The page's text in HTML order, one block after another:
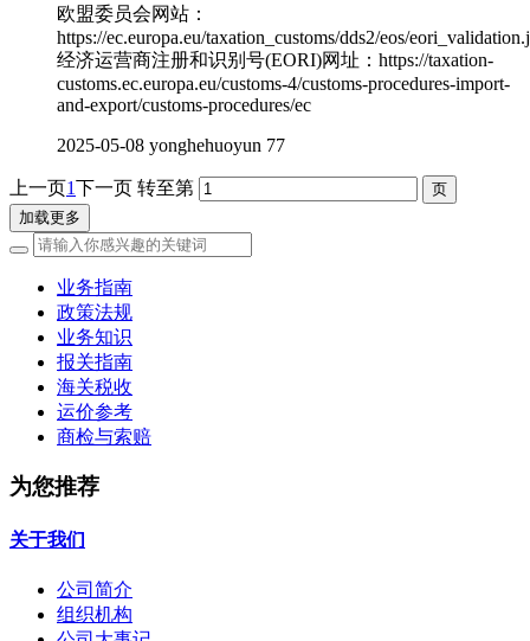
欧盟委员会网站：
https://ec.europa.eu/taxation_customs/dds2/eos/
经济运营商注册和识别号(EORI)网址：https://taxation-
customs.ec.europa.eu/customs-4/customs-procedures-import-
and-export/customs-procedures/ec
2025-05-08 yonghehuoyun 77
上一页1下一页 转至第
加载更多
业务指南
政策法规
业务知识
报关指南
海关税收
运价参考
商检与索赔
为您推荐
关于我们
公司简介
组织机构